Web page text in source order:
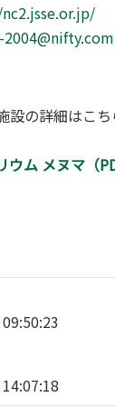
2004@nifty.com
設の詳細はこ
ム メヌマ（